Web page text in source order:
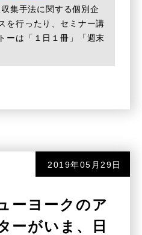
集手法に関する個別企
を行ったり、セミナー講
ーは「１日１冊」「週末
2019年05月29日
ーヨークのア
ーがいま、日